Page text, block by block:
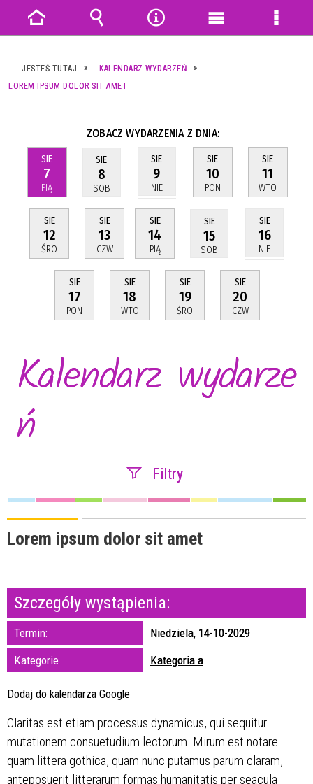
JESTEŚ TUTAJ
KALENDARZ WYDARZEŃ
LOREM IPSUM DOLOR SIT AMET
ZOBACZ WYDARZENIA Z DNIA:
SIE
7
PIĄ
SIE
8
SOB
SIE
9
NIE
SIE
10
PON
SIE
11
WTO
SIE
12
ŚRO
SIE
13
CZW
SIE
14
PIĄ
SIE
15
SOB
SIE
16
NIE
SIE
17
PON
SIE
18
WTO
SIE
19
ŚRO
SIE
20
CZW
Kalendarz wydarze
ń
Filtry
Trwające w
zakresie
Miejsce
Organizator
Lorem ipsum dolor sit amet
Szczegóły wystąpienia:
Termin:
Niedziela, 14-10-2029
Kategorie
Kategoria a
Dodaj do kalendarza Google
Claritas est etiam processus dynamicus, qui sequitur
mutationem consuetudium lectorum. Mirum est notare
quam littera gothica, quam nunc putamus parum claram,
anteposuerit litterarum formas humanitatis per seacula
Strona
główna
Wyszukiwarka
NarzędziaMenu
Menu